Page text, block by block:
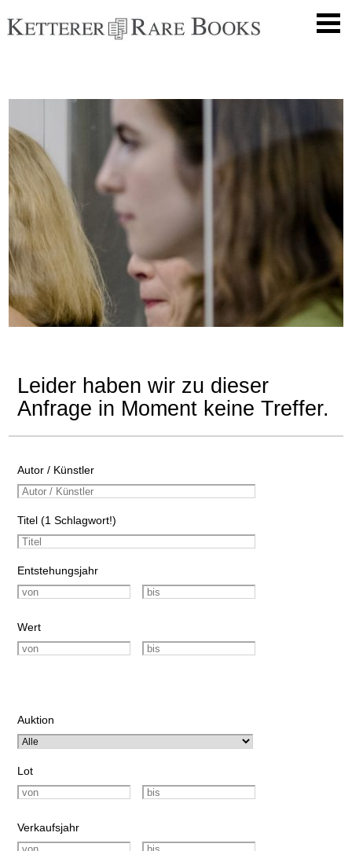
Leider haben wir zu dieser
Anfrage in Moment keine Treffer.
Autor / Künstler
Titel (1 Schlagwort!)
Entstehungsjahr
Wert
Auktion
Lot
Verkaufsjahr